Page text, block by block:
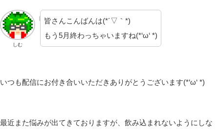
しむ
皆さんこんばんは(*´▽｀*)
もう5月終わっちゃいますね(*‘ω‘ *)
いつも配信にお付き合いいただきありがとうございます(*‘ω‘ *)
最近また悩みが出てきておりますが、飲み込まれないようにしな